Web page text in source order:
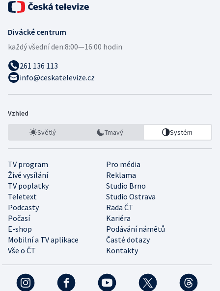
Divácké centrum
každý všední den:8:00—16:00 hodin
261 136 113
info@ceskatelevize.cz
Vzhled
Světlý Tmavý Systém
TV program
Pro média
Živé vysílání
Reklama
TV poplatky
Studio Brno
Teletext
Studio Ostrava
Podcasty
Rada ČT
Počasí
Kariéra
E-shop
Podávání námětů
Mobilní a TV aplikace
Časté dotazy
Vše o ČT
Kontakty